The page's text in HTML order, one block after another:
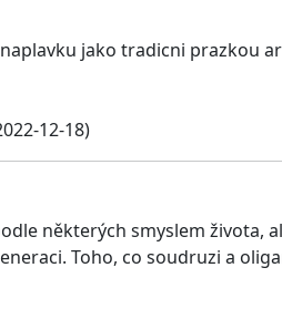
jako tradicni prazkou
12-18)
některých smyslem života,
Toho, co soudruzi a